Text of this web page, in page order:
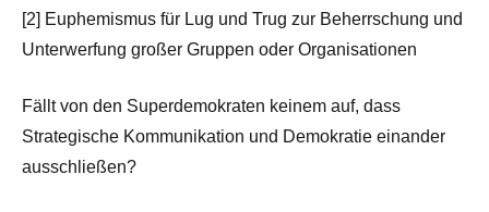
[2] Euphemismus für Lug und Trug zur Beherrschung und
Unterwerfung großer Gruppen oder Organisationen
Fällt von den Superdemokraten keinem auf, dass
Strategische Kommunikation und Demokratie einander
ausschließen?